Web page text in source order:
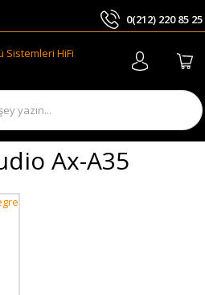
0(212) 220 85 25
Ax-A35